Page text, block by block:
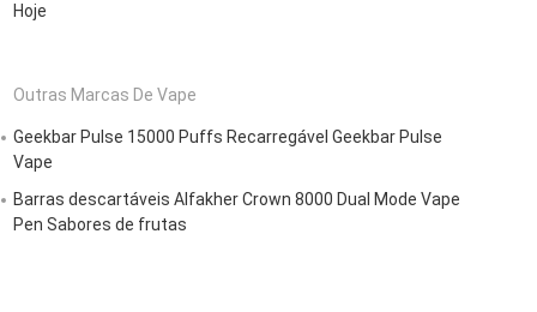
Hoje
Outras Marcas De Vape
Geekbar Pulse 15000 Puffs Recarregável Geekbar Pulse
Vape
Barras descartáveis Alfakher Crown 8000 Dual Mode Vape
Pen Sabores de frutas